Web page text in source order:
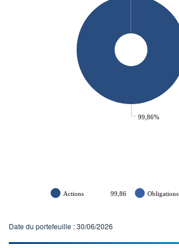
99,86%
Actions 99,86 Obligations
Date du portefeuille : 30/06/2026